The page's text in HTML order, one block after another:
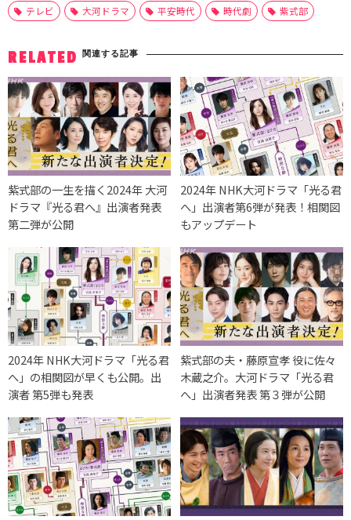
テレビ 大河ドラマ 平安時代 時代劇 紫式部
RELATED 関連する記事
紫式部の一生を描く2024年 大河
ドラマ『光る君へ』出演者発表
第二弾が公開
2024年 NHK大河ドラマ「光る君
へ」出演者第6弾が発表！相関図
もアップデート
2024年 NHK大河ドラマ「光る君
へ」の相関図が早くも公開。出
演者 第5弾も発表
紫式部の夫・藤原宣孝 役に佐々
木蔵之介。大河ドラマ「光る君
へ」出演者発表 第３弾が公開